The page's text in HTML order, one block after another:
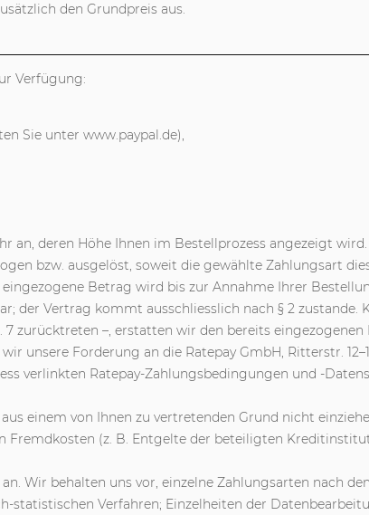
den Grundpreis aus.
Verfügung:
Sie unter www.paypal.de),
an, deren Höhe Ihnen im Bestellprozess angezeigt wird.
bzw. ausgelöst, soweit die gewählte Zahlungsart
Betrag wird bis zur Annahme Ihrer
der Vertrag kommt ausschliesslich nach § 2 zustande.
7 zurücktreten –, erstatten wir den bereits
unsere Forderung an die Ratepay GmbH, Ritterstr.
verlinkten Ratepay-Zahlungsbedingungen und -
einem von Ihnen zu vertretenden Grund nicht
(z. B. Entgelte der beteiligten
Wir behalten uns vor, einzelne Zahlungsarten nach
Verfahren; Einzelheiten der